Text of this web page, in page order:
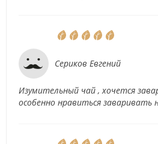
Сериков Евгений
Изумительный чай , хочется
особенно нравиться заваривать